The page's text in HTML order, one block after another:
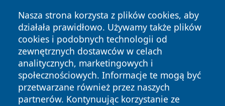
Nasza strona korzysta z plików cookies, aby
działała prawidłowo. Używamy także plików
cookies i podobnych technologii od
zewnętrznych dostawców w celach
analitycznych, marketingowych i
społecznościowych. Informacje te mogą być
przetwarzane również przez naszych
partnerów. Kontynuując korzystanie ze
Copyright © 2026 oswieciminfo.pl Wszystkie prawa
zastrzeżone.
Polityka
Polityka